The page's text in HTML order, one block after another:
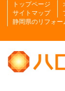
トップページ
サイトマップ
静岡県のリフォ